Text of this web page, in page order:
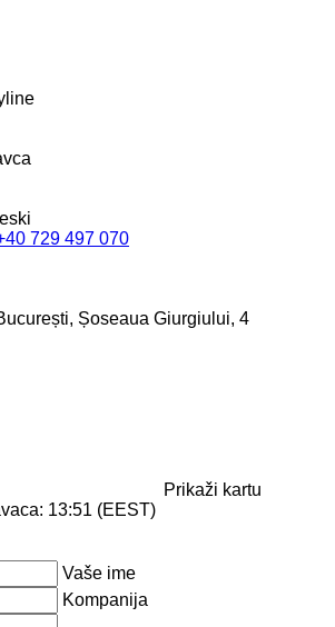
729 497 070
Șoseaua Giurgiului, 4
Prikaži kartu
13:51 (EEST)
Vaše ime
Kompanija